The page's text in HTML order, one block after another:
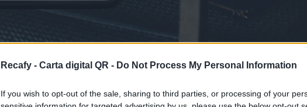
Recafy - Carta digital QR - Do Not Process My Personal Information
If you wish to opt-out of the sale, sharing to third parties, or processing of your